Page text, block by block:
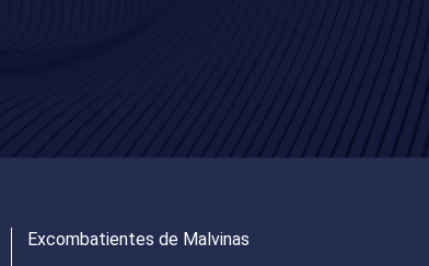
Excombatientes de Malvinas